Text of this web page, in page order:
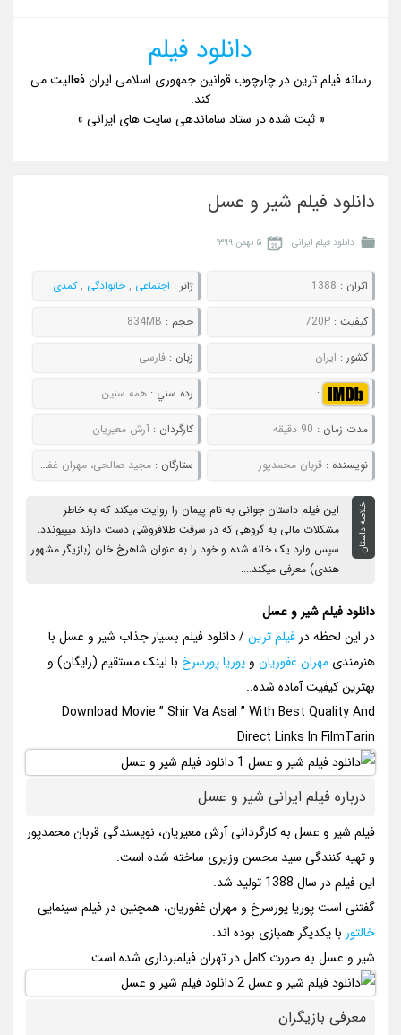
دانلود فیلم
رسانه فیلم ترین در چارچوب قوانین جمهوری اسلامی ایران فعالیت می
کند.
« ثبت شده در ستاد ساماندهی سایت های ایرانی »
دانلود فیلم شیر و عسل
دانلود فیلم ایرانی ۵ بهمن ۱۳۹۹
اکران : 1388 ژانر : اجتماعی ,خانوادگی ,کمدی
کيفيت :720P حجم : 834MB
کشور : ایران زبان : فارسی
: رده سني : همه سنین
مدت زمان : 90 دقیقه کارگردان : آرش معیریان
نويسنده :قربان محمدپور ستارگان : مجید صالحی، مهران غفوریان، فتحعلی اویسی، پوریا پورسرخ
خلاصه داستان
این فیلم داستان جوانی به نام پیمان را روایت میکند که به خاطر
مشکلات مالی به گروهی که در سرقت طلافروشی دست دارند میپیوندد.
سپس وارد یک خانه شده و خود را به عنوان شاهرخ خان (بازیگر مشهور
هندی) معرفی میکند....
دانلود فیلم شیر و عسل
در این لحظه درفیلم ترین/ دانلود فیلم بسیار جذاب شیر و عسل با
هنرمندیمهران غفوریان وپوریا پورسرخ با لینک مستقیم (رایگان) و
بهترین کیفیت آماده شده..
Download Movie ” Shir Va Asal ” With Best Quality And
Direct Links In FilmTarin
درباره فیلم ایرانی شیر و عسل
فیلم شیر و عسل به کارگردانی آرش معیریان، نویسندگی قربان محمدپور
و تهیه کنندگی سید محسن وزیری ساخته شده است.
این فیلم در سال 1388 تولید شد.
گفتنی است پوریا پورسرخ و مهران غفوریان، همچنین در فیلم سینمایی
خالتور با یکدیگر همبازی بوده اند.
شیر و عسل به صورت کامل در تهران فیلمبرداری شده است.
معرفی بازیگران